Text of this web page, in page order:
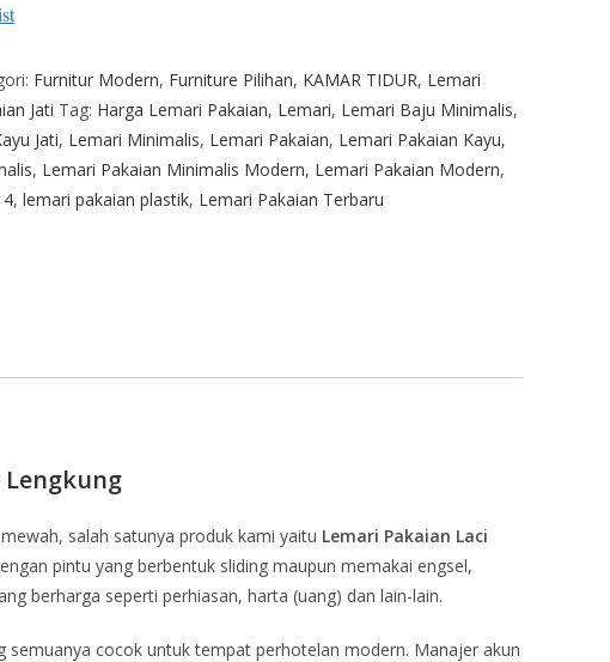
Furnitur Modern, Furniture Pilihan, KAMAR TIDUR, Lemari
Jati Tag: Harga Lemari Pakaian, Lemari, Lemari Baju Minimalis,
Jati, Lemari Minimalis, Lemari Pakaian, Lemari Pakaian Kayu,
, Lemari Pakaian Minimalis Modern, Lemari Pakaian Modern,
4, lemari pakaian plastik, Lemari Pakaian Terbaru
Lengkung
salah satunya produk kami yaitu Lemari Pakaian Laci
pintu yang berbentuk sliding maupun memakai engsel,
berharga seperti perhiasan, harta (uang) dan lain-lain.
semuanya cocok untuk tempat perhotelan modern. Manajer akun